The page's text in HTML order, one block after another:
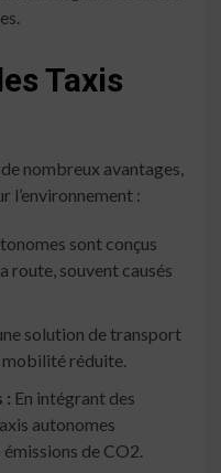
Taxis
nombreux avantages,
l’environnement :
sont conçus
route, souvent causés
solution de transport
mobilité réduite.
: En intégrant des
autonomes
de CO2.